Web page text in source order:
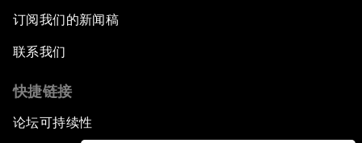
订阅我们的新闻稿
联系我们
快捷链接
论坛可持续性